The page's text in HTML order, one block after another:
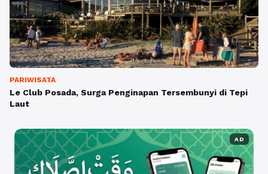
PARIWISATA
Le Club Posada, Surga Penginapan Tersembunyi di Tepi
Laut
AD